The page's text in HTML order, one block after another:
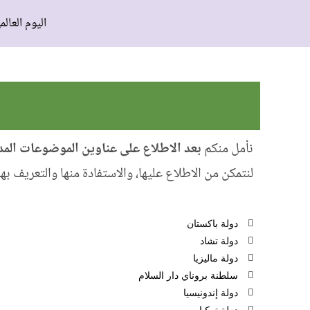
اليوم
نأمل منكمبعد الاطلاع على عناوين الموضوعات
لنتمكن من الاطلاع عليها، والاستفادة منها
دولة باكستان
دولة تشاد
دولة ماليزيا
سلطنة بروناي دار السلام
دولة إندونيسيا